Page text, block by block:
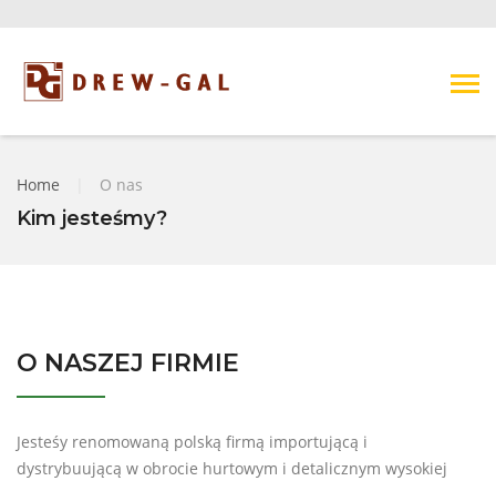
Home O nas
Kim jesteśmy?
O NASZEJ FIRMIE
Jesteśy renomowaną polską firmą importującą i
dystrybuującą w obrocie hurtowym i detalicznym wysokiej